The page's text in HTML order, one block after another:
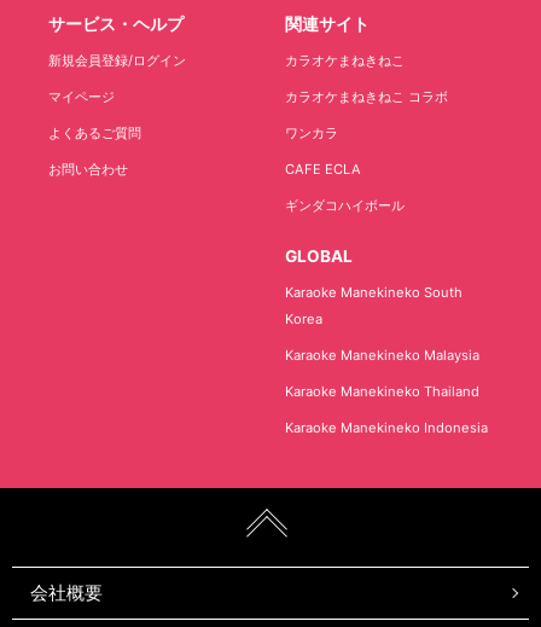
サービス・ヘルプ
新規会員登録/ログイン
マイページ
よくあるご質問
お問い合わせ
関連サイト
カラオケまねきねこ
カラオケまねきねこ コラボ
ワンカラ
CAFE ECLA
ギンダコハイボール
GLOBAL
Karaoke Manekineko South
Korea
Karaoke Manekineko Malaysia
Karaoke Manekineko Thailand
Karaoke Manekineko Indonesia
会社概要